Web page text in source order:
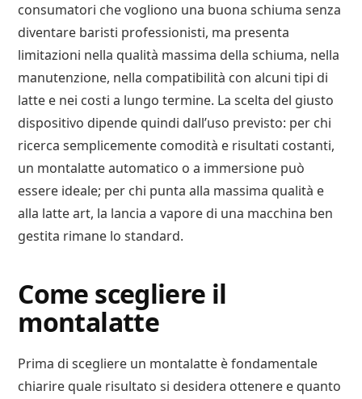
consumatori che vogliono una buona schiuma senza
diventare baristi professionisti, ma presenta
limitazioni nella qualità massima della schiuma, nella
manutenzione, nella compatibilità con alcuni tipi di
latte e nei costi a lungo termine. La scelta del giusto
dispositivo dipende quindi dall’uso previsto: per chi
ricerca semplicemente comodità e risultati costanti,
un montalatte automatico o a immersione può
essere ideale; per chi punta alla massima qualità e
alla latte art, la lancia a vapore di una macchina ben
gestita rimane lo standard.
Come scegliere il
montalatte
Prima di scegliere un montalatte è fondamentale
chiarire quale risultato si desidera ottenere e quanto